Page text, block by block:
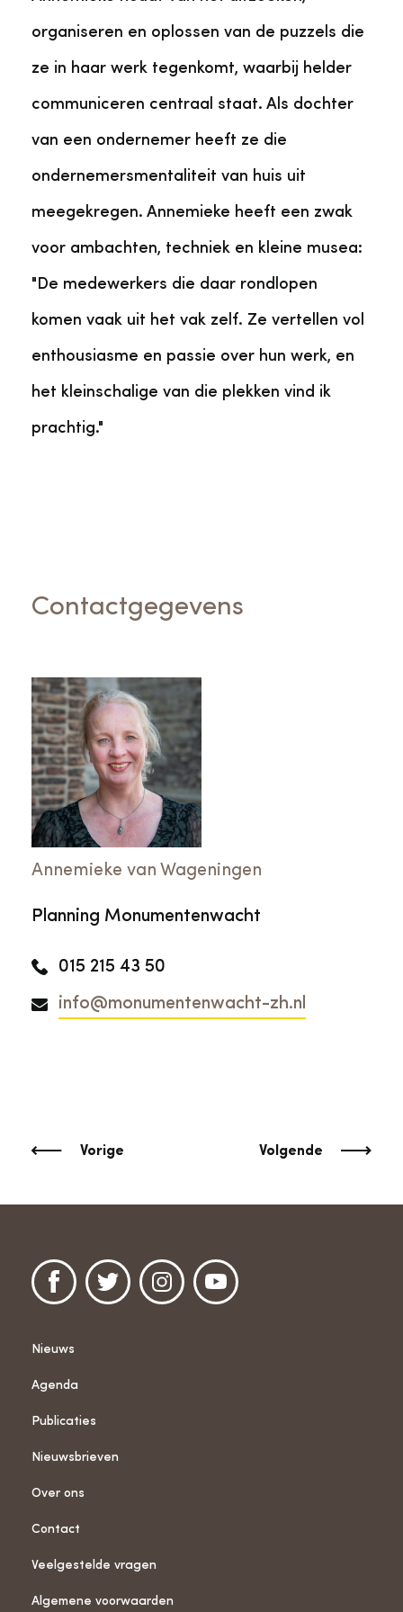
Museumplatform Zuid-Holland
Collectiebeheer
Ervenconsulent
Bekijk alle diensten
Veelgestelde vragen
Ons team
Over de Monumentenwacht
Voorpagina Monumentenwacht
Jaarstukken
Vacatures
Tarieven
Bekijk meer over ons
organiseren en oplossen van de puzzels die
ze in haar werk tegenkomt, waarbij helder
communiceren centraal staat. Als dochter
van een ondernemer heeft ze die
ondernemersmentaliteit van huis uit
meegekregen. Annemieke heeft een zwak
voor ambachten, techniek en kleine musea:
"De medewerkers die daar rondlopen
komen vaak uit het vak zelf. Ze vertellen vol
enthousiasme en passie over hun werk, en
het kleinschalige van die plekken vind ik
prachtig."
Contactgegevens
Annemieke van Wageningen
Planning Monumentenwacht
015 215 43 50
info@monumentenwacht-zh.nl
Vorige Volgende
Nieuws
Agenda
Publicaties
Nieuwsbrieven
Over ons
Contact
Veelgestelde vragen
Algemene voorwaarden